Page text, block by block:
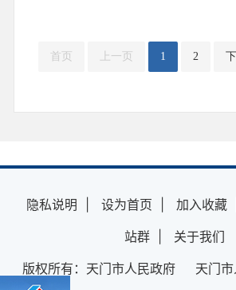
首页 上一页 1 2
隐私说明 设为首页 加入收藏
站群
关于我们
版权所有：天门市人民政府 天门市